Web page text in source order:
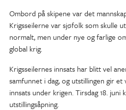
Ombord på skipene var det
Krigsseilerne var sjøfolk som skulle
normalt, men under nye og farlige
global krig.
Krigsseilernes innsats har blitt vel
samfunnet i dag, og utstillingen gir
innsats under krigen. Tirsdag 18.
utstillingsåpning.